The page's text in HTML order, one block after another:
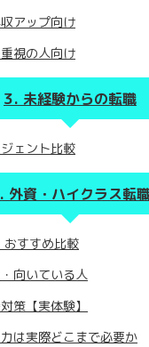
アップ向け
視の人向け
未経験からの転職
ェント比較
外資・ハイクラス転
おすすめ比較
向いている人
策【実体験】
は実際どこまで必要か